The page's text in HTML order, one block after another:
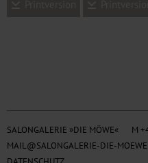
SALONGALERIE »DIE MÖWE«
M
MAIL@SALONGALERIE-DIE-